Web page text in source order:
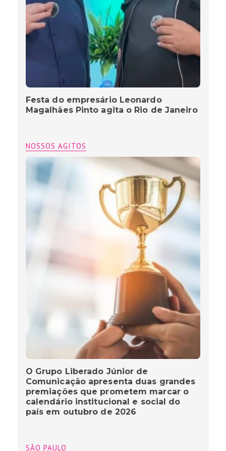
Festa do empresário Leonardo
Magalhães Pinto agita o Rio de Janeiro
NOSSOS AGITOS
O Grupo Liberado Júnior de
Comunicação apresenta duas grandes
premiações que prometem marcar o
calendário institucional e social do
país em outubro de 2026
SÃO PAULO